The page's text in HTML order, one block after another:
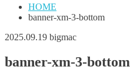
HOME
banner-xm-3-bottom
2025.09.19 bigmac
banner-xm-3-bottom